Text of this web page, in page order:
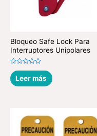
Bloqueo Safe Lock Para
Interruptores Unipolares
Valorado
en
0
de
Leer más